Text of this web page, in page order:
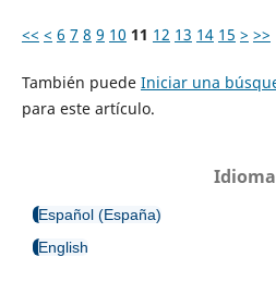
<< < 6 7 8 9 10 11 12 13 14 15 > >>
También puede Iniciar una
para este artículo.
Idioma
Español (España)
English